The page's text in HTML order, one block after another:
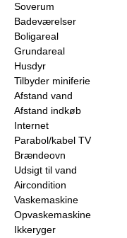
Soverum
Badeværelser
Boligareal
Grundareal
Husdyr
Tilbyder miniferie
Afstand vand
Afstand indkøb
Internet
Parabol/kabel TV
Brændeovn
Udsigt til vand
Aircondition
Vaskemaskine
Opvaskemaskine
Ikkeryger